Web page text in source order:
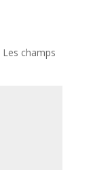
Les champs